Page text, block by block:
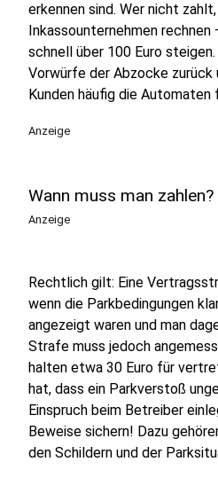
erkennen sind. Wer nicht
Inkassounternehmen rechnen
schnell über 100 Euro
Vorwürfe der Abzocke zurück
Kunden häufig die Automaten
Anzeige
Wann muss man zahlen?
Anzeige
Rechtlich gilt: Eine
wenn die Parkbedingungen
angezeigt waren und man
Strafe muss jedoch
halten etwa 30 Euro für
hat, dass ein Parkverstoß
Einspruch beim Betreiber
Beweise sichern! Dazu
den Schildern und der